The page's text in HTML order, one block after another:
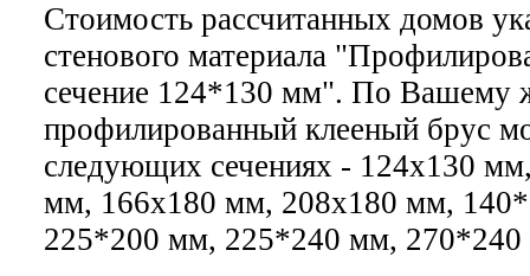
Стоимость рассчитанных домов
стенового материала
сечение 124*130 мм". По Вашему
профилированный клееный брус
следующих сечениях - 124х130
мм, 166x180 мм, 208x180 мм,
225*200 мм, 225*240 мм,